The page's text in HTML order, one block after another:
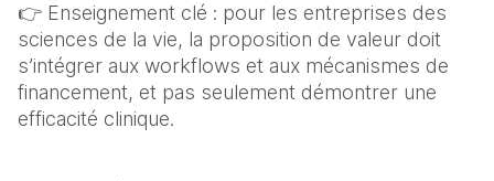
👉 Enseignement clé : pour les entreprises des
sciences de la vie, la proposition de valeur doit
s’intégrer aux workflows et aux mécanismes de
financement, et pas seulement démontrer une
efficacité clinique.